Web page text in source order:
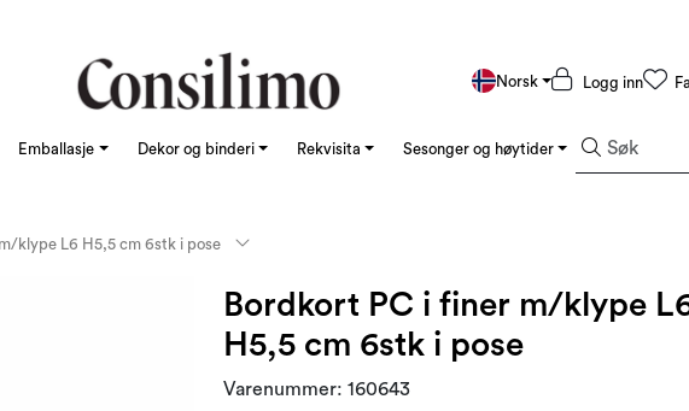
Norsk Logg inn
Emballasje Dekor og binderi Rekvisita Sesonger og høytider Kampanjer
klype L6 H5,5 cm 6stk i pose
Bordkort PC i finer m/klype
H5,5 cm 6stk i pose
Varenummer: 160643